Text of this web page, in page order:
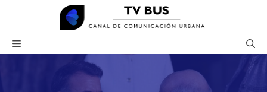
contenido
Menú